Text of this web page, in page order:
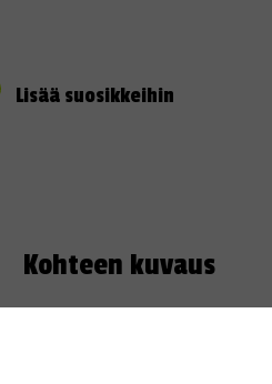
Lisää suosikkeihin
Kohteen kuvaus
Halutaan vuokrata Jyväskylän